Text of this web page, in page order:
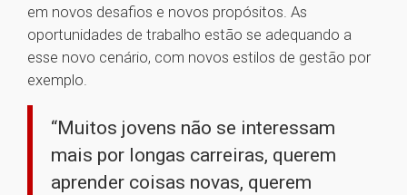
em novos desafios e novos propósitos. As
oportunidades de trabalho estão se adequando a
esse novo cenário, com novos estilos de gestão por
exemplo.
“Muitos jovens não se interessam
mais por longas carreiras, querem
aprender coisas novas, querem